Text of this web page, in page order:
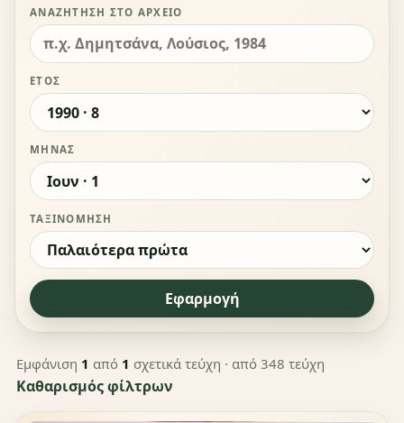
ΑΝΑΖΉΤΗΣΗ ΣΤΟ ΑΡΧΕΊΟ
ΈΤΟΣ
ΜΉΝΑΣ
ΤΑΞΙΝΌΜΗΣΗ
Εφαρμογή
Εμφάνιση 1 από 1 σχετικά τεύχη · από 348 τεύχη
Καθαρισμός φίλτρων